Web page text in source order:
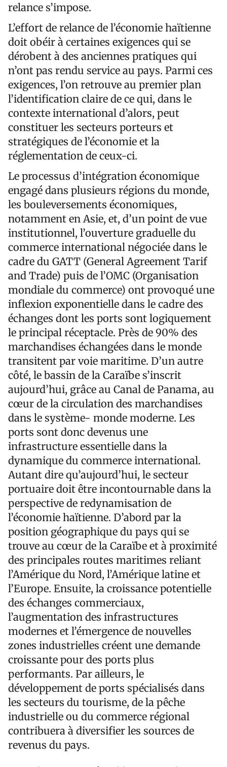
relance s’impose.
L’effort de relance de l’économie haïtienne
doit obéir à certaines exigences qui se
dérobent à des anciennes pratiques qui
n’ont pas rendu service au pays. Parmi ces
exigences, l’on retrouve au premier plan
l’identification claire de ce qui, dans le
contexte international d’alors, peut
constituer les secteurs porteurs et
stratégiques de l’économie et la
réglementation de ceux-ci.
Le processus d’intégration économique
engagé dans plusieurs régions du monde,
les bouleversements économiques,
notamment en Asie, et, d’un point de vue
institutionnel, l’ouverture graduelle du
commerce international négociée dans le
cadre du GATT (General Agreement Tarif
and Trade) puis de l’OMC (Organisation
mondiale du commerce) ont provoqué une
inflexion exponentielle dans le cadre des
échanges dont les ports sont logiquement
le principal réceptacle. Près de 90% des
marchandises échangées dans le monde
transitent par voie maritime. D’un autre
côté, le bassin de la Caraïbe s’inscrit
aujourd’hui, grâce au Canal de Panama, au
cœur de la circulation des marchandises
dans le système- monde moderne. Les
ports sont donc devenus une
infrastructure essentielle dans la
dynamique du commerce international.
Autant dire qu’aujourd’hui, le secteur
portuaire doit être incontournable dans la
perspective de redynamisation de
l’économie haïtienne. D’abord par la
position géographique du pays qui se
trouve au cœur de la Caraïbe et à proximité
des principales routes maritimes reliant
l’Amérique du Nord, l’Amérique latine et
l’Europe. Ensuite, la croissance potentielle
des échanges commerciaux,
l’augmentation des infrastructures
modernes et l’émergence de nouvelles
zones industrielles créent une demande
croissante pour des ports plus
performants. Par ailleurs, le
développement de ports spécialisés dans
les secteurs du tourisme, de la pêche
industrielle ou du commerce régional
contribuera à diversifier les sources de
revenus du pays.